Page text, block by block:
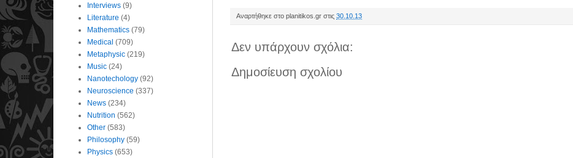
Αναρτήθηκε στο planitikos.gr στις 30.10.13
Δεν υπάρχουν σχόλια:
Δημοσίευση σχολίου
Interviews (9)
Literature (4)
Mathematics (79)
Medical (709)
Metaphysic (219)
Music (24)
Nanotechology (92)
Neuroscience (337)
News (234)
Nutrition (562)
Other (583)
Philosophy (59)
Physics (653)